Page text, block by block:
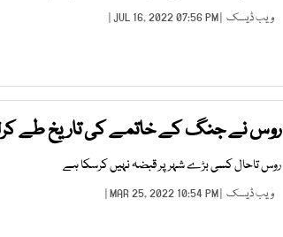
ویب ڈیسک | JUL 16, 2022 07:56 PM |
روس نے جنگ کے خاتمے کی تاریخ طے
روس تاحال کسی بڑے شہر پر قبضہ نہیں کرسکا ہے
ویب ڈیسک | MAR 25, 2022 10:54 PM |